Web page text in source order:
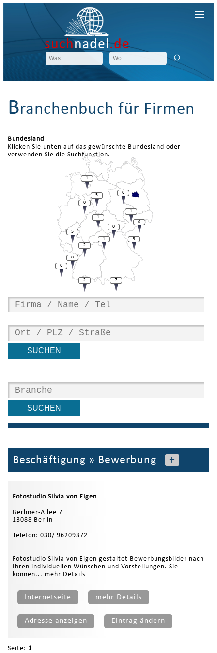
suchnadel.de
Branchenbuch für Firmen
Bundesland
Klicken Sie unten auf das gewünschte Bundesland oder
verwenden Sie die Suchfunktion.
3
0
5
1
0
0
5
1
0
1
0
2
0
2
1
7
Beschäftigung » Bewerbung +
Fotostudio Silvia von Eigen
Berliner-Allee 7
13088 Berlin
Telefon: 030/ 96209372
Fotostudio Silvia von Eigen gestaltet Bewerbungsbilder nach
Ihren individuellen Wünschen und Vorstellungen. Sie
können... mehr Details
Internetseite mehr Details
Adresse anzeigen Eintrag ändern
Seite: 1